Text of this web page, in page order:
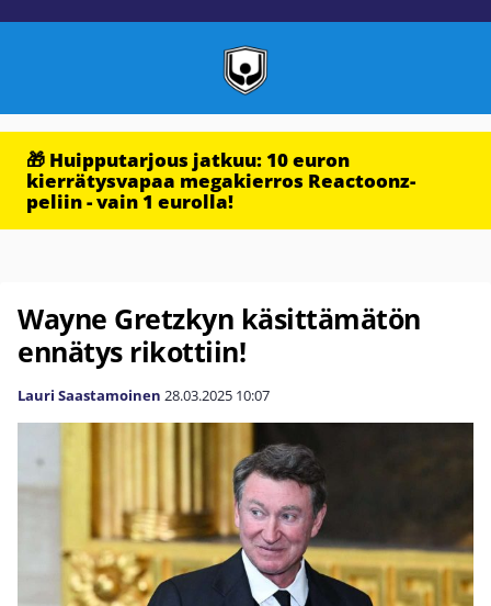
🎁 Huipputarjous jatkuu: 10 euron
kierrätysvapaa megakierros Reactoonz-
peliin - vain 1 eurolla!
Wayne Gretzkyn käsittämätön
ennätys rikottiin!
Lauri Saastamoinen 28.03.2025 10:07